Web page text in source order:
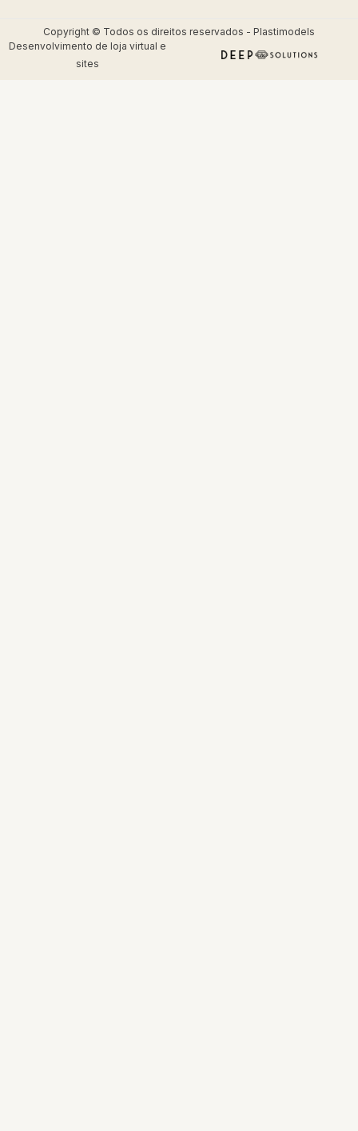
Copyright © Todos os direitos reservados - Plastimodels
Desenvolvimento de loja virtual e
sites